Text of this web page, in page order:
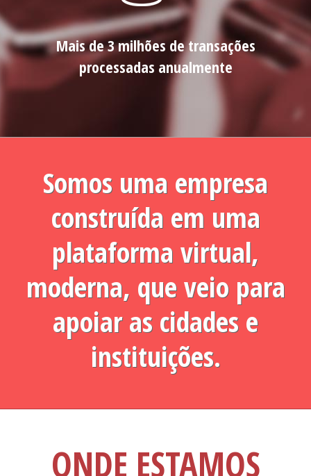
Mais de 3 milhões de transações
processadas anualmente
Somos uma empresa
construída em uma
plataforma virtual,
moderna, que veio para
apoiar as cidades e
instituições.
ONDE ESTAMOS